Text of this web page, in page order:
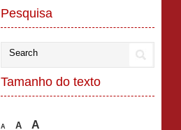
Pesquisa
Tamanho do texto
A A A